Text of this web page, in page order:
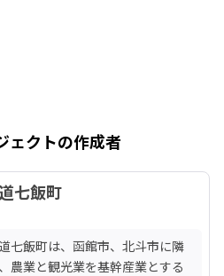
ェクトの作成者
七飯町
七飯町は、函館市、北斗市に隣
農業と観光業を基幹産業とする